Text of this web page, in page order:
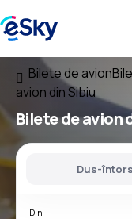
Bilete de avion
avion din Sibiu
Bilete de avion
Dus-întors
Din